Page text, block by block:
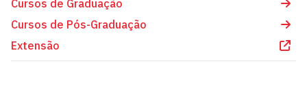
Cursos de Graduação
Cursos de Pós-Graduação
Extensão